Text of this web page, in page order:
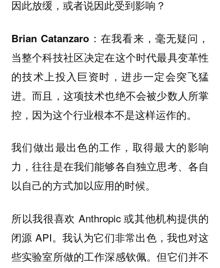
因此放缓，或者说因此受到影响？
Brian Catanzaro：在我看来，毫无疑问，
当整个科技社区决定在这个时代最具变革性
的技术上投入巨资时，进步一定会突飞猛
进。而且，这项技术也绝不会被少数人所掌
控，因为这个行业根本不是这样运作的。
我们做出最出色的工作，取得最大的影响
力，往往是在我们能够各自独立思考、各自
以自己的方式加以应用的时候。
所以我很喜欢 Anthropic 或其他机构提供的
闭源 API。我认为它们非常出色，我也对这
些实验室所做的工作深感钦佩。但它们并不